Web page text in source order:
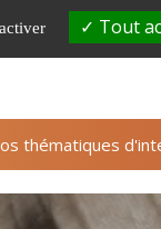
thématiques
Tout